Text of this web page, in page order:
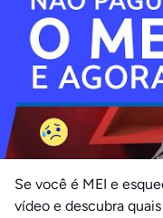
Se você é MEI e
vídeo e descubra